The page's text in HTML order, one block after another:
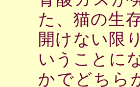
た、猫の生
開けない限
いうことに
かでどちら